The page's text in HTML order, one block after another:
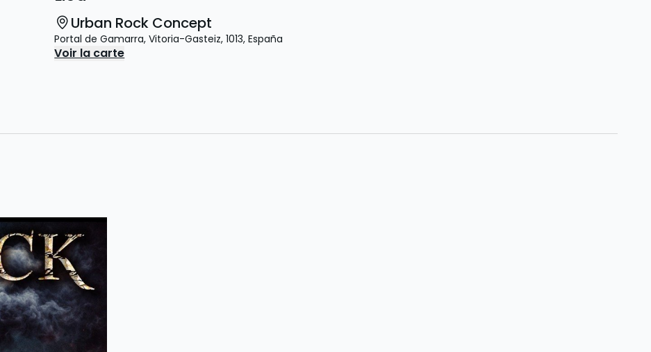
Urban Rock Concept
Portal de Gamarra, Vitoria-Gasteiz, 1013, España
Voir la carte